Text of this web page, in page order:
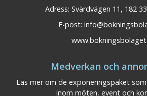
Adress: Svärdvägen 11, 182
E-post:
Medverkan och
Läs mer om de exponeringspaket
inom möten, event och